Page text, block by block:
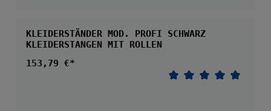
KLEIDERSTÄNDER MOD. PROFI SCHWARZ
KLEIDERSTANGEN MIT ROLLEN
Regulärer Preis:
153,79 €*